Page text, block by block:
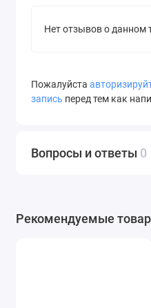
Нет отзывов о данном
Пожалуйста
запись перед тем как
Вопросы и ответы 0
Рекомендуемые